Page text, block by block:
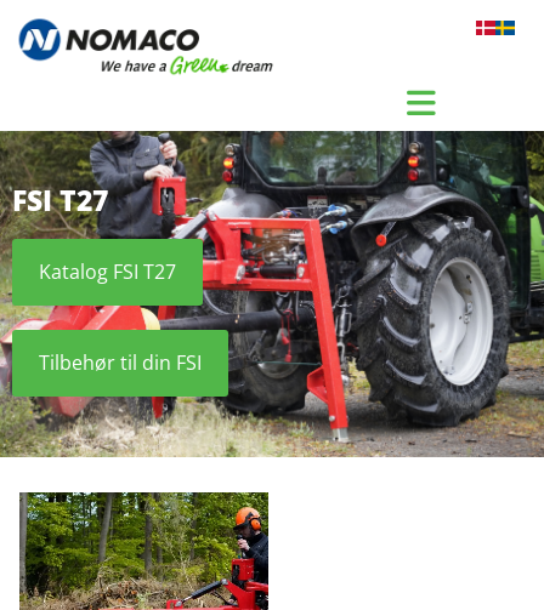
Gå til indhold
FSI T27
Katalog FSI T27
Tilbehør til din FSI